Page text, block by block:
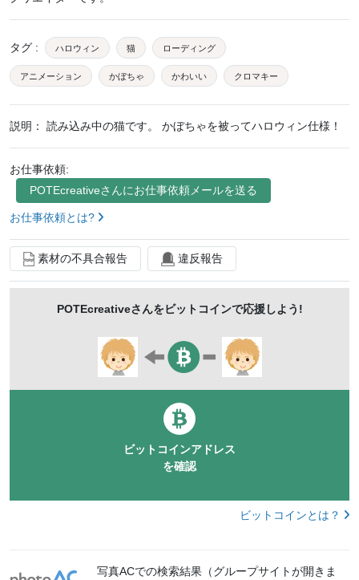
タグ : ハロウィン 猫 ローディング
アニメーション かぼちゃ かわいい クロマキー
ループ 待機画面
説明： 読み込み中の猫です。 かぼちゃを被ってハロウィン仕様！
お仕事依頼:
POTEcreativeさんにお仕事依頼メールを送る
お仕事依頼とは?
素材の不具合報告 違反報告
POTEcreativeさんをビットコインで応援しよう!
ビットコインアドレス
を確認
ビットコインとは？
写真ACでの検索結果（グループサイトが開きま